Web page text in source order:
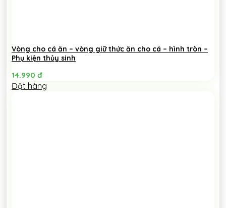
Vòng cho cá ăn – vòng giữ thức ăn cho cá – hình tròn –
Phụ kiện thủy sinh
14.990 đ
Đặt hàng